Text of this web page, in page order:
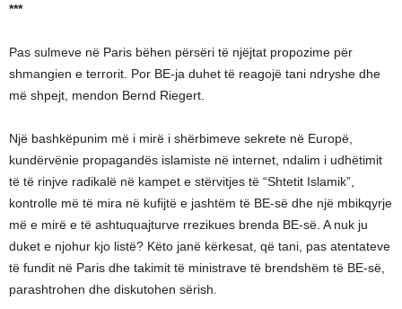
***
Pas sulmeve në Paris bëhen përsëri të njëjtat propozime për
shmangien e terrorit. Por BE-ja duhet të reagojë tani ndryshe dhe
më shpejt, mendon Bernd Riegert.
Një bashkëpunim më i mirë i shërbimeve sekrete në Europë,
kundërvënie propagandës islamiste në internet, ndalim i udhëtimit
të të rinjve radikalë në kampet e stërvitjes të “Shtetit Islamik”,
kontrolle më të mira në kufijtë e jashtëm të BE-së dhe një mbikqyrje
më e mirë e të ashtuquajturve rrezikues brenda BE-së. A nuk ju
duket e njohur kjo listë? Këto janë kërkesat, që tani, pas atentateve
të fundit në Paris dhe takimit të ministrave të brendshëm të BE-së,
parashtrohen dhe diskutohen sërish.